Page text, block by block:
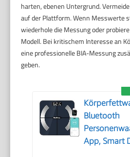
harten, ebenen Untergrund.
auf der Plattform. Wenn Messwerte
wiederhole die Messung oder
Modell. Bei kritischem Interesse an
eine professionelle BIA-Messung
geben.
Bluetooth
App, Smart